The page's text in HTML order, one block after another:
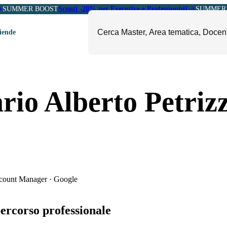
SUMMER BOOSTSconti -20% per Executive e Professionisti
e Soft Skills
Amministrazione
Ambiente
Fashion e Luxury
Alberto
Manager · Google
professionale